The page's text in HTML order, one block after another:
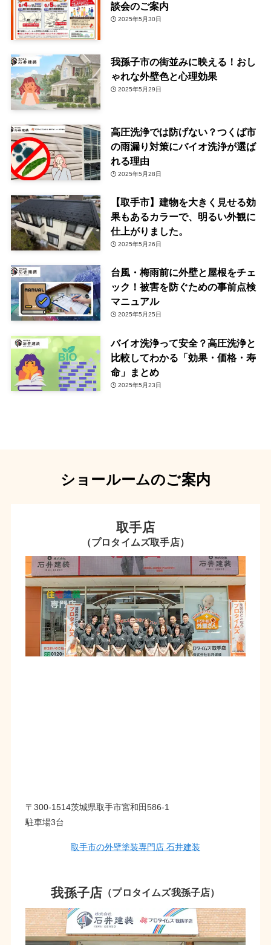
談会のご案内
2025年5月30日
我孫子市の街並みに映える！おし
ゃれな外壁色と心理効果
2025年5月29日
高圧洗浄では防げない？つくば市
の雨漏り対策にバイオ洗浄が選ば
れる理由
2025年5月28日
【取手市】建物を大きく見せる効
果もあるカラーで、明るい外観に
仕上がりました。
2025年5月26日
台風・梅雨前に外壁と屋根をチェ
ック！被害を防ぐための事前点検
マニュアル
2025年5月25日
バイオ洗浄って安全？高圧洗浄と
比較してわかる「効果・価格・寿
命」まとめ
2025年5月23日
ショールームのご案内
取手店
（プロタイムズ取手店）
〒300-1514茨城県取手市宮和田586-1
駐車場3台
取手市の外壁塗装専門店 石井建装
我孫子店 （プロタイムズ我孫子店）